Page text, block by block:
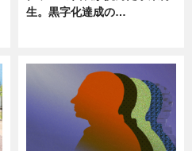
生。黒字化達成の…